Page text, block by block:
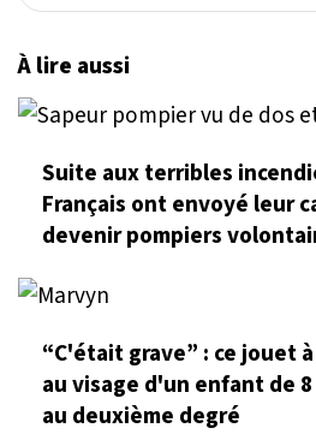
À lire aussi
Suite aux terribles
Français ont envoyé leur
devenir pompiers
“C'était grave” : ce jouet
au visage d'un enfant de
au deuxième degré